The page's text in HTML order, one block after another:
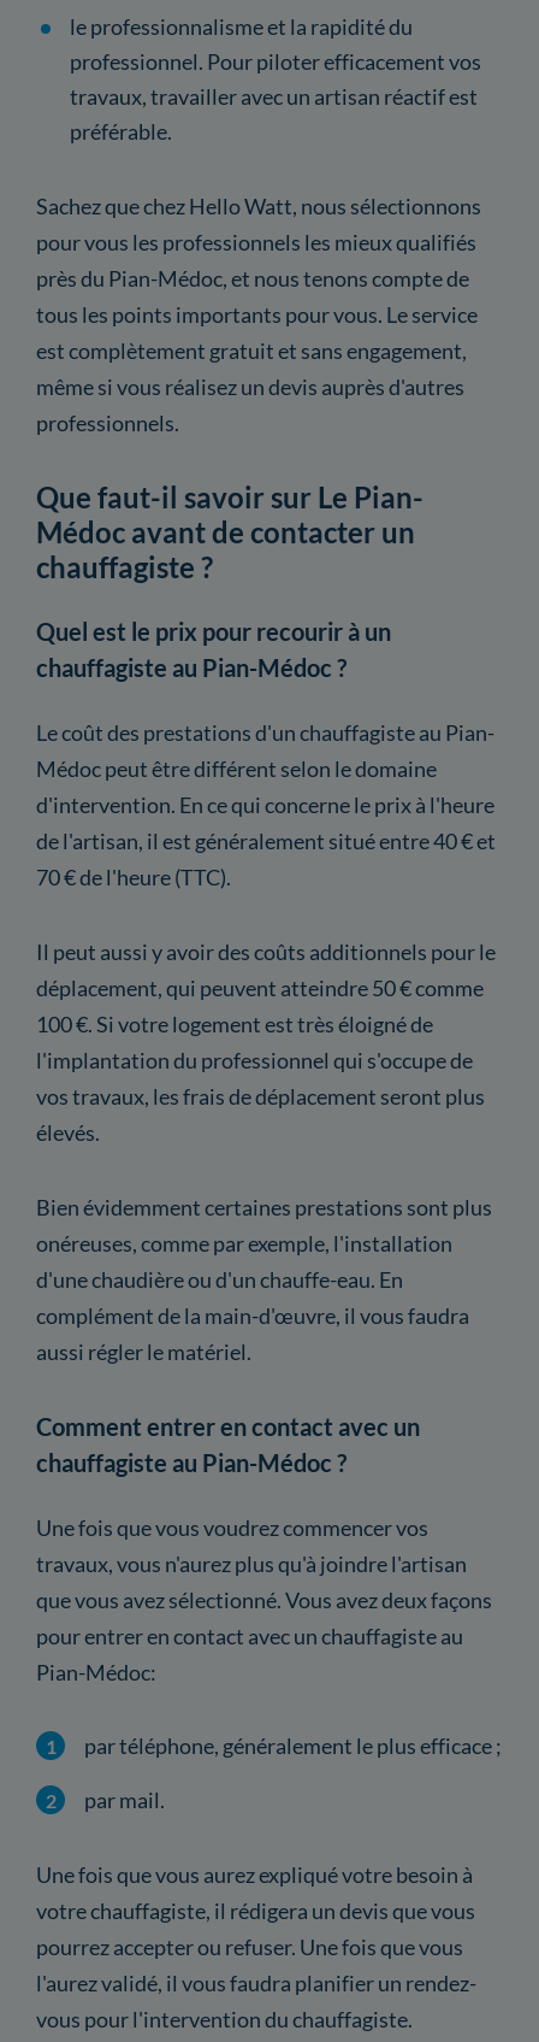
le professionnalisme et la rapidité du
professionnel. Pour piloter efficacement vos
travaux, travailler avec un artisan réactif est
préférable.
Sachez que chez Hello Watt, nous sélectionnons
pour vous les professionnels les mieux qualifiés
près du Pian-Médoc, et nous tenons compte de
tous les points importants pour vous. Le service
est complètement gratuit et sans engagement,
même si vous réalisez un devis auprès d'autres
professionnels.
Que faut-il savoir sur Le Pian-
Médoc avant de contacter un
chauffagiste ?
Quel est le prix pour recourir à un
chauffagiste au Pian-Médoc ?
Le coût des prestations d'un chauffagiste au Pian-
Médoc peut être différent selon le domaine
d'intervention. En ce qui concerne le prix à l'heure
de l'artisan, il est généralement situé entre 40 € et
70 € de l'heure (TTC).
Il peut aussi y avoir des coûts additionnels pour le
déplacement, qui peuvent atteindre 50 € comme
100 €. Si votre logement est très éloigné de
l'implantation du professionnel qui s'occupe de
vos travaux, les frais de déplacement seront plus
élevés.
Bien évidemment certaines prestations sont plus
onéreuses, comme par exemple, l'installation
d'une chaudière ou d'un chauffe-eau. En
complément de la main-d'œuvre, il vous faudra
aussi régler le matériel.
Comment entrer en contact avec un
chauffagiste au Pian-Médoc ?
Une fois que vous voudrez commencer vos
travaux, vous n'aurez plus qu'à joindre l'artisan
que vous avez sélectionné. Vous avez deux façons
pour entrer en contact avec un chauffagiste au
Pian-Médoc:
par téléphone, généralement le plus efficace ;
par mail.
Une fois que vous aurez expliqué votre besoin à
votre chauffagiste, il rédigera un devis que vous
pourrez accepter ou refuser. Une fois que vous
l'aurez validé, il vous faudra planifier un rendez-
vous pour l'intervention du chauffagiste.